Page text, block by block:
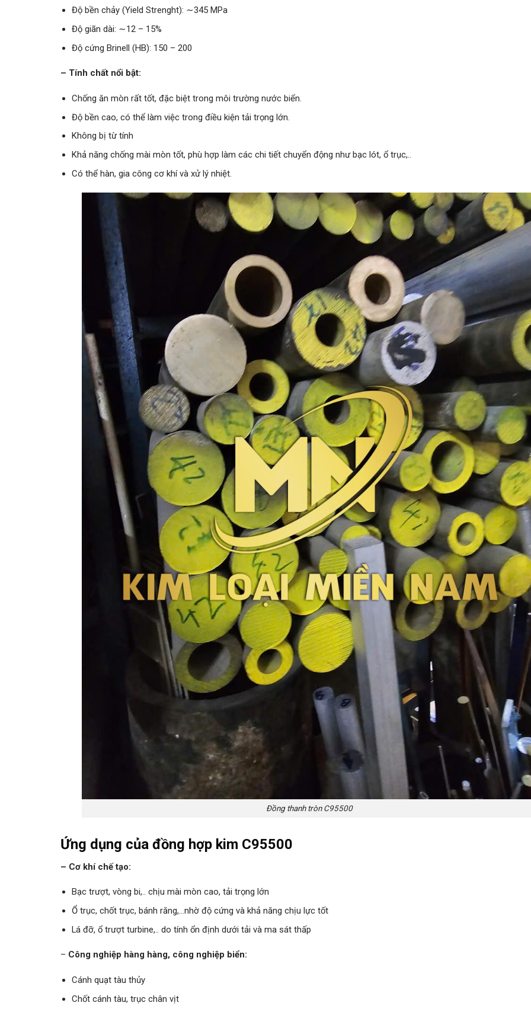
Độ bền chảy (Yield Strenght): ∼345 MPa
Độ giãn dài: ∼12 – 15%
Độ cứng Brinell (HB): 150 – 200
– Tính chất nổi bật:
Chống ăn mòn rất tốt, đặc biệt trong môi trường nước biển.
Độ bền cao, có thể làm việc trong điều kiện tải trọng lớn.
Không bị từ tính
Khả năng chống mài mòn tốt, phù hợp làm các chi tiết chuyển động như bạc lót, ổ trục,..
Có thể hàn, gia công cơ khí và xử lý nhiệt.
Đồng thanh tròn C95500
Ứng dụng của đồng hợp kim C95500
– Cơ khí chế tạo:
Bạc trượt, vòng bi,.. chịu mài mòn cao, tải trọng lớn
Ổ trục, chốt trục, bánh răng,…nhờ độ cứng và khả năng chịu lực tốt
Lá đỡ, ổ trượt turbine,.. do tính ổn định dưới tải và ma sát thấp
– Công nghiệp hàng hàng, công nghiệp biển:
Cánh quạt tàu thủy
Chốt cánh tàu, trục chân vịt